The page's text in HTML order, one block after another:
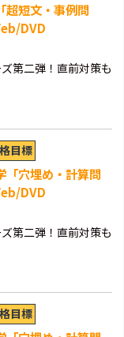
超短文・事例問
DVD
第二弾！直前対策も
目標
「穴埋め・計算問
DVD
第二弾！直前対策も
目標